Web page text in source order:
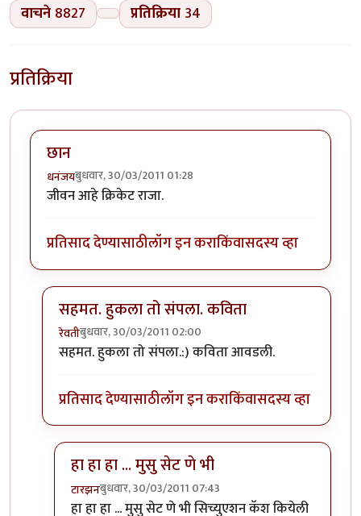
वाचने 8827 प्रतिक्रिया 34
प्रतिक्रिया
छान
धनंजयबुधवार, 30/03/2011 01:28
जीवन आहे क्रिकेट राजा.
प्रतिसाद देण्यासाठीलॉग इन कराकिंवासदस्य व्हा
सहमत. हुकला तो संपला. कविता
रेवतीबुधवार, 30/03/2011 02:00
In reply toछानbyधनंजय
सहमत. हुकला तो संपला.:) कविता आवडली.
प्रतिसाद देण्यासाठीलॉग इन कराकिंवासदस्य व्हा
हा हा हा ... मुसु सेट णे भी
टारझनबुधवार, 30/03/2011 07:43
In reply toसहमत. हुकला तो संपला. कविताby
हा हा हा ... मुसु सेट णे भी सिच्युएशन कॅश कियेली